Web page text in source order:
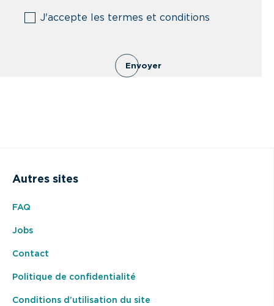
(Nécessaire)
J'accepte les termes et conditions
Envoyer
Autres sites
FAQ
Jobs
Contact
Politique de confidentialité
Conditions d’utilisation du site